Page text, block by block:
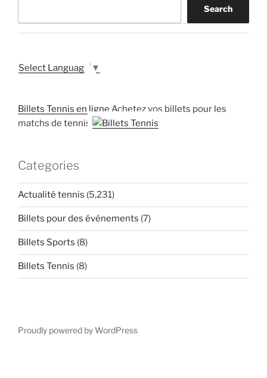
Search
Select Language ▼
Billets Tennis en ligne Achetez vos billets pour les
matchs de tennis
Categories
Actualité tennis (5,231)
Billets pour des événements (7)
Billets Sports (8)
Billets Tennis (8)
Proudly powered by WordPress